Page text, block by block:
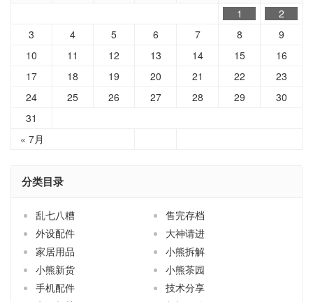
« 7月
1
2
3
4 5 6 7 8
9
10
11 12 13 14 15
16
17
18 19 20 21 22
23
24
25 26 27 28 29
30
31
分类目录
乱七八糟
售完存档
外设配件
大神请进
家居用品
小熊拆解
小熊新货
小熊茶园
手机配件
技术分享